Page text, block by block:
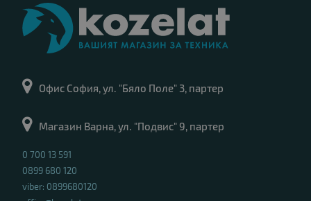
Офис София, ул. "Бяло Поле" 3, партер
Магазин Варна, ул. "Подвис" 9, партер
0 700 13 591
0899 680 120
viber: 0899680120